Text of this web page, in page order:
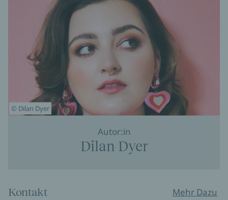
© Dilan Dyer
Autor:in
Dilan Dyer
Kontakt Mehr Dazu